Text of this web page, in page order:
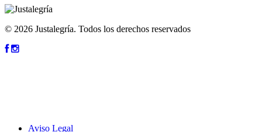
© 2026 Justalegría. Todos los derechos reservados
Aviso Legal